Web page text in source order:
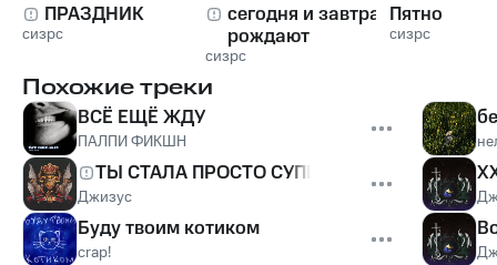
ПРАЗДНИК
сизрс
сегодня и завтра
рождают
созвездия
сизрс
Пятно
сизрс
Похожие треки
ВСЁ ЕЩЁ ЖДУ
ПАЛПИ ФИКШН
ТЫ СТАЛА ПРОСТО СУПЕР
Джизус
Буду твоим котиком
crap!